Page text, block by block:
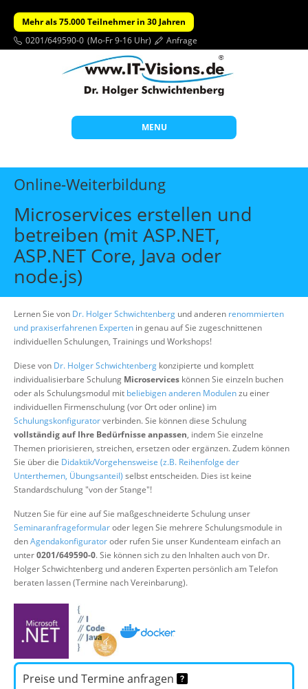
Mehr als 75.000 Teilnehmer in 30 Jahren
0201/649590-0 (Mo-Fr 9-16 Uhr) Anfrage
MENU
Start
Themen
Beratung
Individuelle Schulungen
Offene Seminare
Über uns
Suche
Online-Weiterbildung
Microservices erstellen und
betreiben (mit ASP.NET,
ASP.NET Core, Java oder
node.js)
Lernen Sie von Dr. Holger Schwichtenberg und anderen renommierten
und praxiserfahrenen Experten in genau auf Sie zugeschnittenen
individuellen Schulungen, Trainings und Workshops!
Diese von Dr. Holger Schwichtenberg konzipierte und komplett
individualisierbare Schulung Microservices können Sie einzeln buchen
oder als Schulungsmodul mit beliebigen anderen Modulenzu einer
individuellen Firmenschulung (vor Ort oder online) im
Schulungskonfiguratorverbinden. Sie können diese Schulung
vollständig auf Ihre Bedürfnisse anpassen, indem Sie einzelne
Themen priorisieren, streichen, ersetzen oder ergänzen. Zudem können
Sie über die Didaktik/Vorgehensweise (z.B. Reihenfolge der
Unterthemen, Übungsanteil) selbst entscheiden. Dies ist keine
Standardschulung "von der Stange"!
Nutzen Sie für eine auf Sie maßgeschneiderte Schulung unser
Seminaranfrageformularoder legen Sie mehrere Schulungsmodule in
denAgendakonfiguratoroder rufen Sie unser Kundenteam einfach an
unter0201/649590-0. Sie können sich zu den Inhalten auch von Dr.
Holger Schwichtenberg und anderen Experten persönlich am Telefon
beraten lassen (Termine nach Vereinbarung).
Preise und Termine anfragen